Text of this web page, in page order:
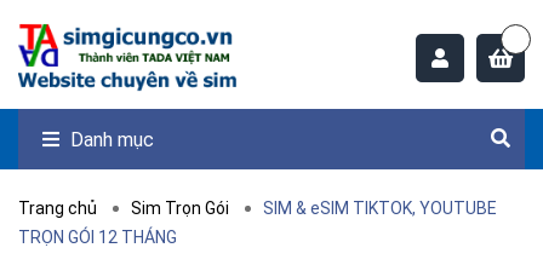
Danh mục
Trang chủ Sim Trọn Gói
SIM & eSIM TIKTOK, YOUTUBE
TRỌN GÓI 12 THÁNG